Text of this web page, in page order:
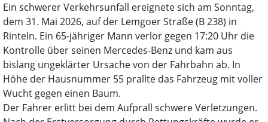
Ein schwerer Verkehrsunfall ereignete sich am Sonntag,
dem 31. Mai 2026, auf der Lemgoer Straße (B 238) in
Rinteln. Ein 65-jähriger Mann verlor gegen 17:20 Uhr die
Kontrolle über seinen Mercedes-Benz und kam aus
bislang ungeklärter Ursache von der Fahrbahn ab. In
Höhe der Hausnummer 55 prallte das Fahrzeug mit voller
Wucht gegen einen Baum.
Der Fahrer erlitt bei dem Aufprall schwere Verletzungen.